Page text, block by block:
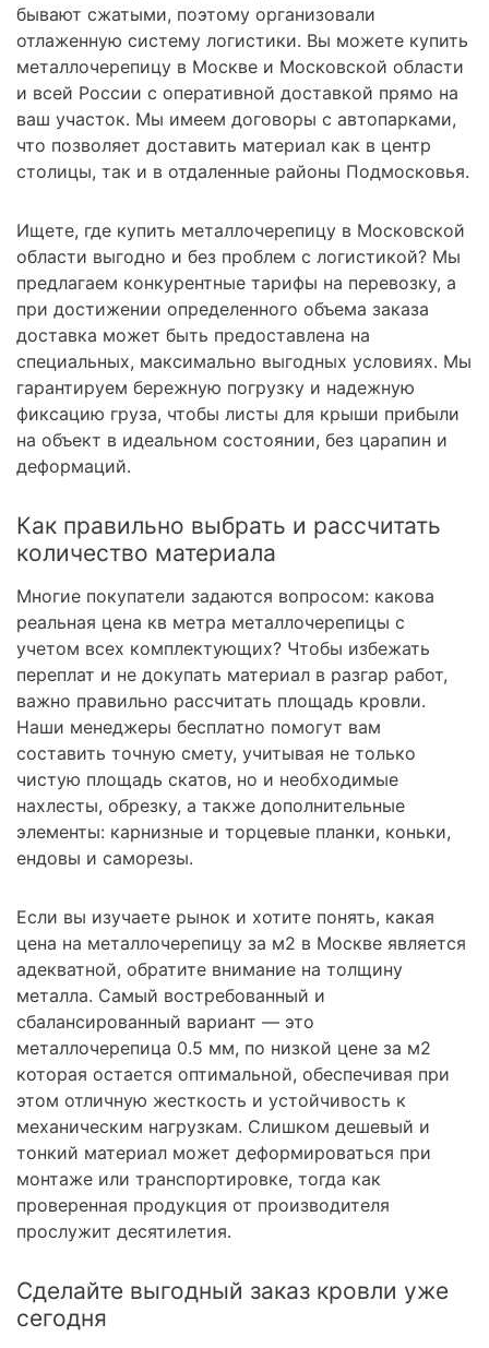
бывают сжатыми, поэтому организовали
отлаженную систему логистики. Вы можете купить
металлочерепицу в Москве и Московской области
и всей России с оперативной доставкой прямо на
ваш участок. Мы имеем договоры с автопарками,
что позволяет доставить материал как в центр
столицы, так и в отдаленные районы Подмосковья.
Ищете, где купить металлочерепицу в Московской
области выгодно и без проблем с логистикой? Мы
предлагаем конкурентные тарифы на перевозку, а
при достижении определенного объема заказа
доставка может быть предоставлена на
специальных, максимально выгодных условиях. Мы
гарантируем бережную погрузку и надежную
фиксацию груза, чтобы листы для крыши прибыли
на объект в идеальном состоянии, без царапин и
деформаций.
Как правильно выбрать и рассчитать
количество материала
Многие покупатели задаются вопросом: какова
реальная цена кв метра металлочерепицы с
учетом всех комплектующих? Чтобы избежать
переплат и не докупать материал в разгар работ,
важно правильно рассчитать площадь кровли.
Наши менеджеры бесплатно помогут вам
составить точную смету, учитывая не только
чистую площадь скатов, но и необходимые
нахлесты, обрезку, а также дополнительные
элементы: карнизные и торцевые планки, коньки,
ендовы и саморезы.
Если вы изучаете рынок и хотите понять, какая
цена на металлочерепицу за м2 в Москве является
адекватной, обратите внимание на толщину
металла. Самый востребованный и
сбалансированный вариант — это
металлочерепица 0.5 мм, по низкой цене за м2
которая остается оптимальной, обеспечивая при
этом отличную жесткость и устойчивость к
механическим нагрузкам. Слишком дешевый и
тонкий материал может деформироваться при
монтаже или транспортировке, тогда как
проверенная продукция от производителя
прослужит десятилетия.
Сделайте выгодный заказ кровли уже
сегодня